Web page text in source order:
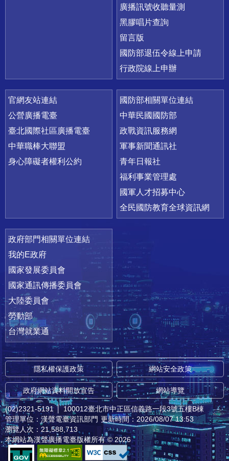
廣播訊號收聽量測
黑膠唱片查詢
留言版
國防部退伍令線上申請
行政院線上申辦
官網友站連結
公營廣播電臺
臺北國際社區廣播電臺
中華職棒大聯盟
身心障礙者權利公約
國防部相關單位連結
中華民國國防部
政戰資訊服務網
軍事新聞通訊社
青年日報社
福利事業管理處
國軍人才招募中心
全民國防教育全球資訊網
政府部門相關單位連結
我的E政府
國家發展委員會
國家通訊傳播委員會
大陸委員會
勞動部
台灣就業通
隱私權保護政策 網站安全政策
政府網站資料開放宣告 網站導覽
(02)2321-5191 │ 100012臺北市中正區信義路一段3號五樓B棟
管理單位：漢聲電臺資訊部門 更新時間：2026/08/07 13:53
瀏覽人次：21,588,713
本網站為漢聲廣播電臺版權所有 © 2026